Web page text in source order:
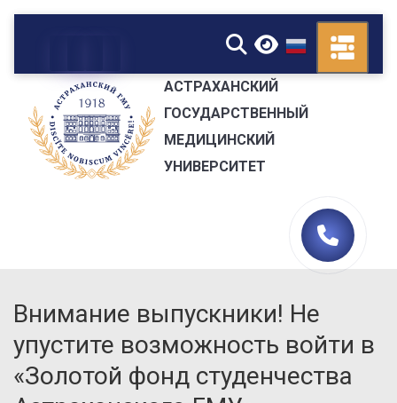
▼
АСТРАХАНСКИЙ
ГОСУДАРСТВЕННЫЙ
МЕДИЦИНСКИЙ
УНИВЕРСИТЕТ
Внимание выпускники! Не
упустите возможность войти в
«Золотой фонд студенчества